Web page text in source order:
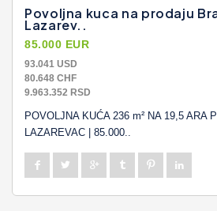
Povoljna kuca na prodaju
Lazarev..
85.000 EUR
93.041 USD
80.648 CHF
9.963.352 RSD
POVOLJNA KUĆA 236 m² NA 19,5 ARA
LAZAREVAC | 85.000..